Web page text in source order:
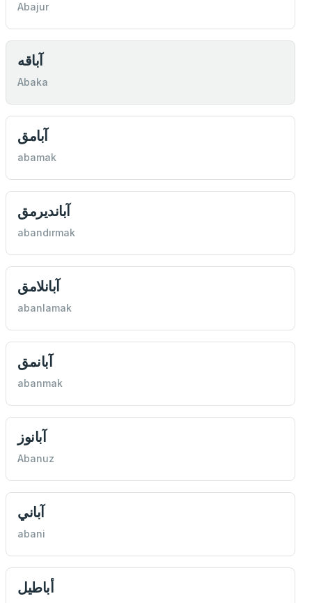
Abajur
آباقه
Abaka
آبامق
abamak
آبانديرمق
abandırmak
آبانلامق
abanlamak
آبانمق
abanmak
آبانوز
Abanuz
آباني
abani
أباطیل